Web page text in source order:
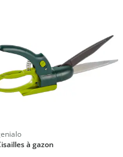
à gazon